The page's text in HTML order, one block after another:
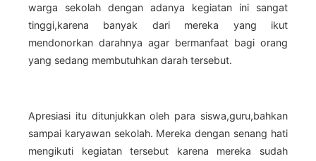
warga sekolah dengan adanya kegiatan ini sangat
tinggi,karena banyak dari mereka yang ikut
mendonorkan darahnya agar bermanfaat bagi orang
yang sedang membutuhkan darah tersebut.
Apresiasi itu ditunjukkan oleh para siswa,guru,bahkan
sampai karyawan sekolah. Mereka dengan senang hati
mengikuti kegiatan tersebut karena mereka sudah